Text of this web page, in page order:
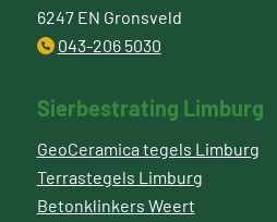
6247 EN Gronsveld
043-206 5030
Sierbestrating Limburg
GeoCeramica tegels Limburg
Terrastegels Limburg
Betonklinkers Weert